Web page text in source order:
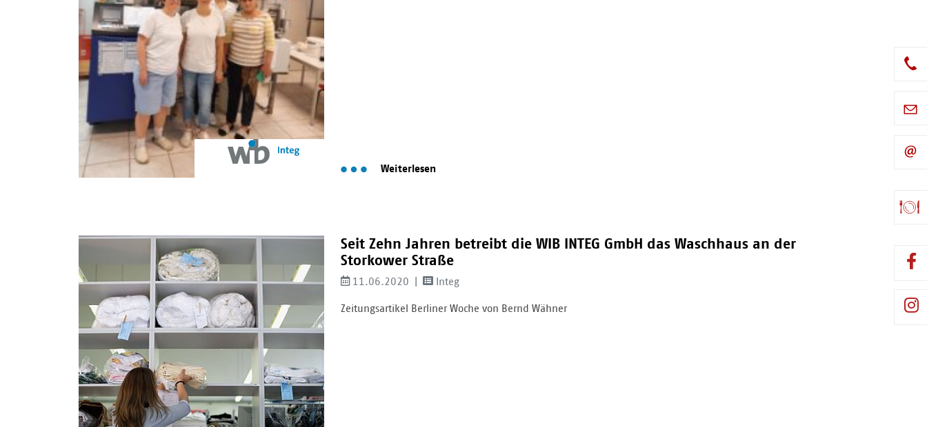
Weiterlesen
Seit Zehn Jahren betreibt die WIB INTEG GmbH das Waschhaus an der
Storkower Straße
11.06.2020 Integ
Zeitungsartikel Berliner Woche von Bernd Wähner